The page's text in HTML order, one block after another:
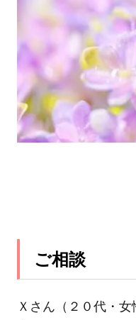
ご相談
Ｘさん（２０代・